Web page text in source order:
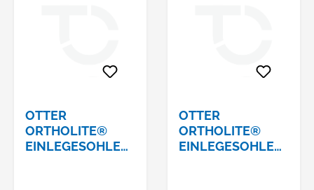
OTTER
ORTHOLITE®
EINLEGESOHLE
OTTER
ORTHOLITE®
EINLEGESOHLE